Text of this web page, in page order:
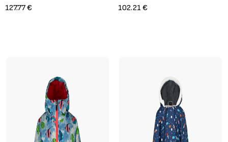
127.77 € 102.21 €